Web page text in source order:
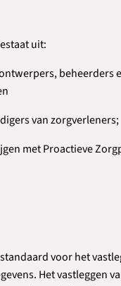
uit:
beheerders
van zorgverleners;
met Proactieve
voor het
Het vastleggen